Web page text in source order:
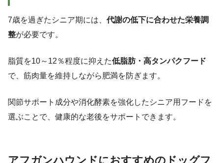
7歳を過ぎたシニア期には、 代謝の低下に合わせた栄養調
整が必要です。
脂質を10～12％程度に抑えた低脂肪・高タンパクフード
で、筋肉量を維持しながら肥満を防ぎます。
関節サポート成分や消化酵素を強化したシニア用フードを
選ぶことで、健康的な老後をサポートできます。
アフガンハウンドにおすすめのドッグフ